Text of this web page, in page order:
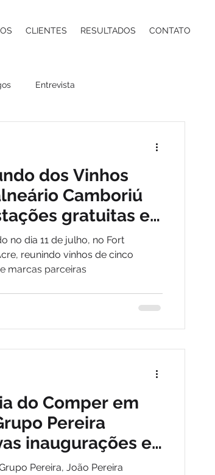
CLIENTES RESULTADOS CONTATO
Entrevista
Estéticos
dos Vinhos
Camboriú
gratuitas e
de harmonização
no dia 11 de julho, no Fort
reunindo vinhos de cinco
marcas parceiras
do Comper em
Pereira
inaugurações e
Sul do país
Pereira, João Pereira